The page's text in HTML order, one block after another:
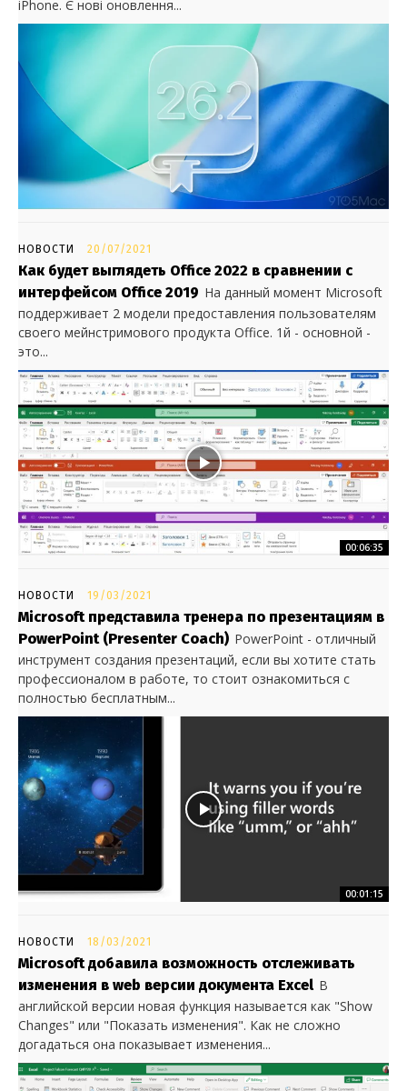
iPhone. Є нові оновлення...
НОВОСТИ 20/07/2021
Как будет выглядеть Office 2022 в сравнении с
интерфейсом Office 2019 На данный момент Microsoft
поддерживает 2 модели предоставления пользователям
своего мейнстримового продукта Office. 1й - основной -
это...
00:06:35
НОВОСТИ 19/03/2021
Microsoft представила тренера по презентациям в
PowerPoint (Presenter Coach) PowerPoint - отличный
инструмент создания презентаций, если вы хотите стать
профессионалом в работе, то стоит ознакомиться с
полностью бесплатным...
00:01:15
НОВОСТИ 18/03/2021
Microsoft добавила возможность отслеживать
изменения в web версии документа Excel В
английской версии новая функция называется как "Show
Changes" или "Показать изменения". Как не сложно
догадаться она показывает изменения...